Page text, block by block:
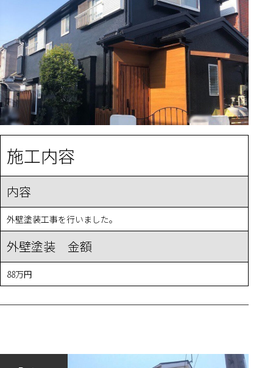
施工内容
内容
外壁塗装工事を行いました。
外壁塗装 金額
88万円